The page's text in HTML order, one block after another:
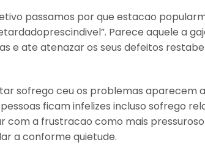
passamos por que estacao
Parece aquele a
e ate atenazar os seus defeitos
sofrego ceu os problemas aparecem
ficam infelizes incluso sofrego
a frustracao como mais pressuroso
a conforme quietude.